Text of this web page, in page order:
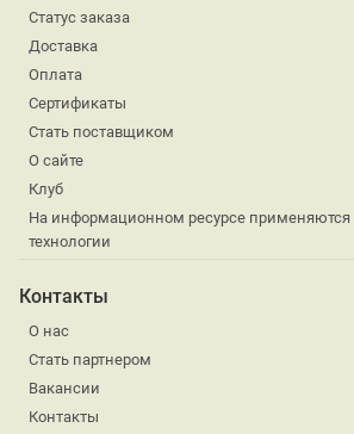
Статус заказа
Доставка
Оплата
Сертификаты
Стать поставщиком
О сайте
Клуб
На информационном ресурсе
технологии
Контакты
О нас
Стать партнером
Вакансии
Контакты